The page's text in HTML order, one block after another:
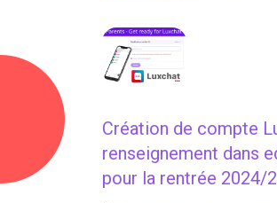
Création de compte
renseignement dans
pour la rentrée 2024/